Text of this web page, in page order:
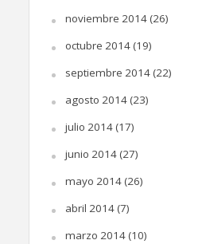
noviembre 2014(26)
octubre 2014(19)
septiembre 2014(22)
agosto 2014(23)
julio 2014(17)
junio 2014(27)
mayo 2014(26)
abril 2014(7)
marzo 2014(10)